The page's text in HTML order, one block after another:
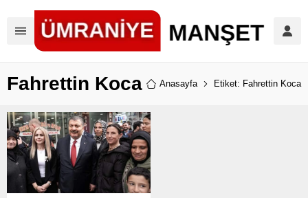
Fahrettin Koca Anasayfa Etiket: Fahrettin Koca